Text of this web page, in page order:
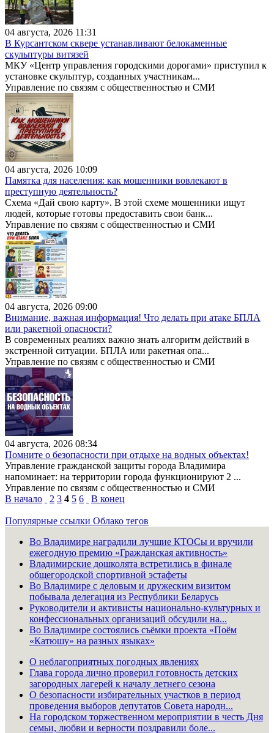
04 августа, 2026 11:31
В Курсантском сквере устанавливают белокаменные
скульптуры витязей
МКУ «Центр управления городскими дорогами» приступил к
установке скульптур, созданных участникам...
Управление по связям с общественностью и СМИ
04 августа, 2026 10:09
Памятка для населения: как мошенники вовлекают в
преступную деятельность?
Схема «Дай свою карту». В этой схеме мошенники ищут
людей, которые готовы предоставить свои банк...
Управление по связям с общественностью и СМИ
04 августа, 2026 09:00
Внимание, важная информация! Что делать при атаке БПЛА
или ракетной опасности?
В современных реалиях важно знать алгоритм действий в
экстренной ситуации. БПЛА или ракетная опа...
Управление по связям с общественностью и СМИ
04 августа, 2026 08:34
Помните о безопасности при отдыхе на водных объектах!
Управление гражданской защиты города Владимира
напоминает: на территории города функционируют 2 ...
Управление по связям с общественностью и СМИ
В начало
2 3 4 5 6 В конец
Популярные ссылки Облако тегов
Во Владимире наградили лучшие КТОСы и вручили
ежегодную премию «Гражданская активность»
Владимирские дошколята встретились в финале
общегородской спортивной эстафеты
Во Владимире с деловым и дружеским визитом
побывала делегация из Республики Беларусь
Руководители и активисты национально-культурных и
конфессиональных организаций обсудили на...
Во Владимире состоялись съёмки проекта «Поём
«Катюшу» на разных языках»
О неблагоприятных погодных явлениях
Глава города лично проверил готовность детских
загородных лагерей к началу летнего сезона
О безопасности избирательных участков в период
проведения выборов депутатов Совета народн...
На городском торжественном мероприятии в честь Дня
семьи, любви и верности поздравили боле...